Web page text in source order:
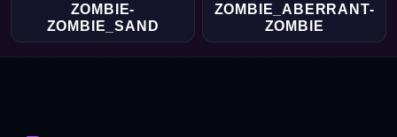
ZOMBIE-
ZOMBIE_SAND
ZOMBIE_ABERRANT-
ZOMBIE